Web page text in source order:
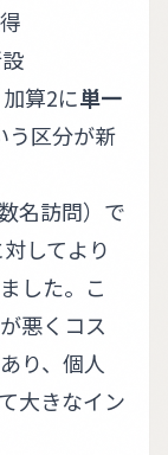
算2に単一
う区分が新
名訪問）で
対してより
した。こ
悪くコス
り、個人
大きなイン